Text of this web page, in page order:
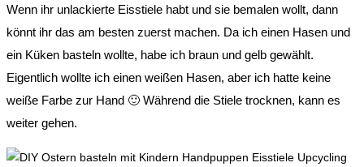
Wenn ihr unlackierte Eisstiele habt und sie bemalen wollt, dann
könnt ihr das am besten zuerst machen. Da ich einen Hasen und
ein Küken basteln wollte, habe ich braun und gelb gewählt.
Eigentlich wollte ich einen weißen Hasen, aber ich hatte keine
weiße Farbe zur Hand 🙂 Während die Stiele trocknen, kann es
weiter gehen.